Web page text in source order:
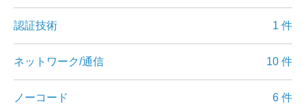
認証技術 1 件
ネットワーク/通信 10 件
ノーコード 6 件